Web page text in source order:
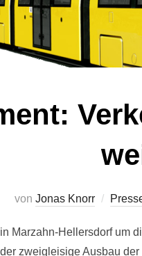
von Jonas Knorr
Marzahn-Hellersdorf um
zweigleisige Ausbau